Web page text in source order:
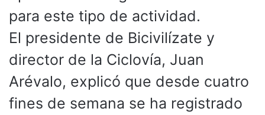
para este tipo de actividad.
El presidente de Bicivilízate y
director de la Ciclovía, Juan
Arévalo, explicó que desde cuatro
fines de semana se ha registrado